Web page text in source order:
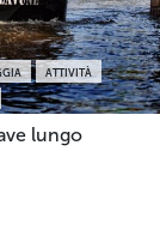
ATTIVITÀ
lungo